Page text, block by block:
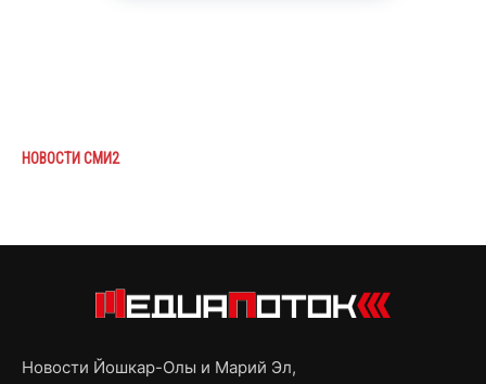
НОВОСТИ СМИ2
Новости Йошкар-Олы и Марий Эл,